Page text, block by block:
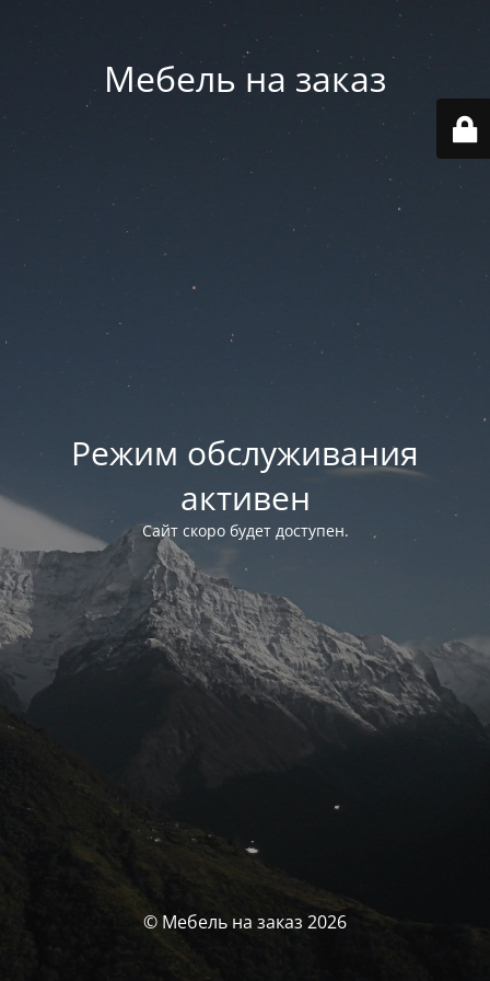
Мебель на заказ
Режим обслуживания
активен
Сайт скоро будет доступен.
© Мебель на заказ 2026